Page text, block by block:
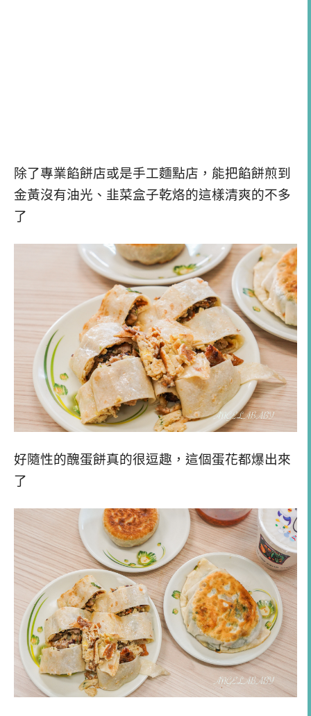
除了專業餡餅店或是手工麵點店，能把餡餅煎到
金黃沒有油光、韭菜盒子乾烙的這樣清爽的不多
了
好隨性的醜蛋餅真的很逗趣，這個蛋花都爆出來
了